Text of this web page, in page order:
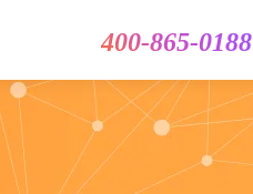
400-865-0188